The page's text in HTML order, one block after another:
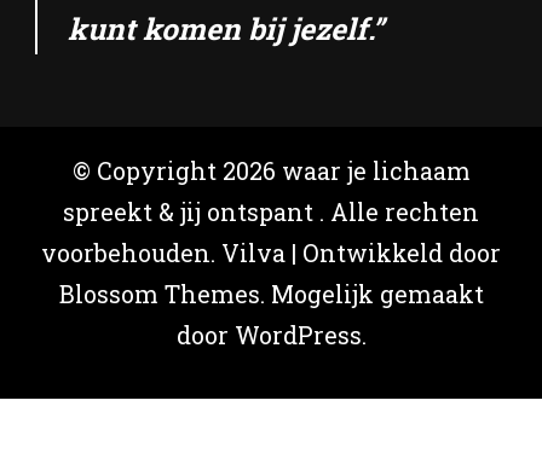
kunt komen bij jezelf.”
© Copyright 2026 waar je lichaam
spreekt & jij ontspant . Alle rechten
voorbehouden. Vilva | Ontwikkeld door
Blossom Themes. Mogelijk gemaakt
door WordPress.